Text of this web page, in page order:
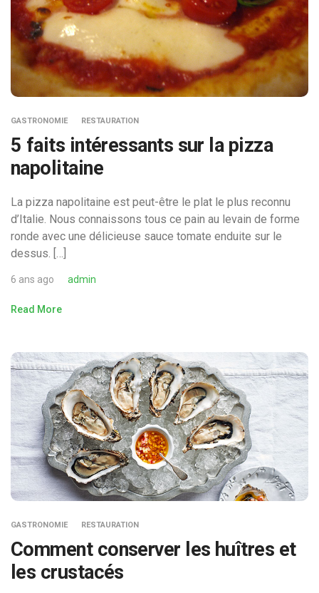
GASTRONOMIE RESTAURATION
5 faits intéressants sur la pizza
napolitaine
La pizza napolitaine est peut-être le plat le plus reconnu
d’Italie. Nous connaissons tous ce pain au levain de forme
ronde avec une délicieuse sauce tomate enduite sur le
dessus. […]
6 ans ago admin
Read More
GASTRONOMIE RESTAURATION
Comment conserver les huîtres et
les crustacés